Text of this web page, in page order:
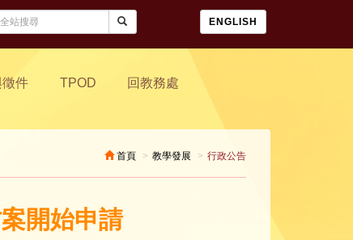
ENGLISH
件 TPOD 回教務處
首頁 教學發展 行政公告
開始申請